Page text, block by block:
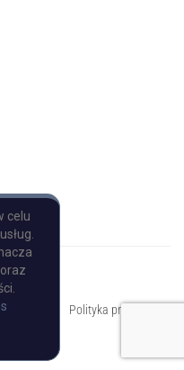
Polityka prywatności
celu